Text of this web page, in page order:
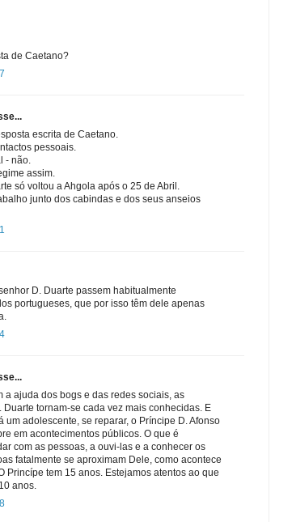
de Caetano?
escrita de Caetano.
pessoais.
- não.
assim.
só voltou a Ahgola após o 25 de Abril.
junto dos cabindas e dos seus anseios
D. Duarte passem habitualmente
portugueses, que por isso têm dele apenas
a ajuda dos bogs e das redes sociais, as
tornam-se cada vez mais conhecidas. E
um adolescente, se reparar, o Príncipe D. Afonso
em acontecimentos públicos. O que é
com as pessoas, a ouvi-las e a conhecer os
fatalmente se aproximam Dele, como acontece
Princípe tem 15 anos. Estejamos atentos ao que
anos.